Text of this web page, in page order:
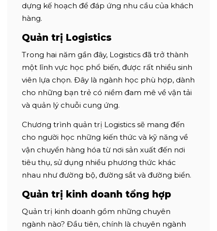
dựng kế hoạch để đáp ứng nhu cầu của khách
hàng.
Quản trị Logistics
Trong hai năm gần đây, Logistics đã trở thành
một lĩnh vực học phổ biến, được rất nhiều sinh
viên lựa chọn. Đây là ngành học phù hợp, dành
cho những bạn trẻ có niềm đam mê về vận tải
và quản lý chuỗi cung ứng.
Chương trình quản trị Logistics sẽ mang đến
cho người học những kiến thức và kỹ năng về
vận chuyển hàng hóa từ nơi sản xuất đến nơi
tiêu thụ, sử dụng nhiều phương thức khác
nhau như đường bộ, đường sắt và đường biển.
Quản trị kinh doanh tổng hợp
Quản trị kinh doanh gồm những chuyên
ngành nào? Đầu tiên, chính là chuyên ngành